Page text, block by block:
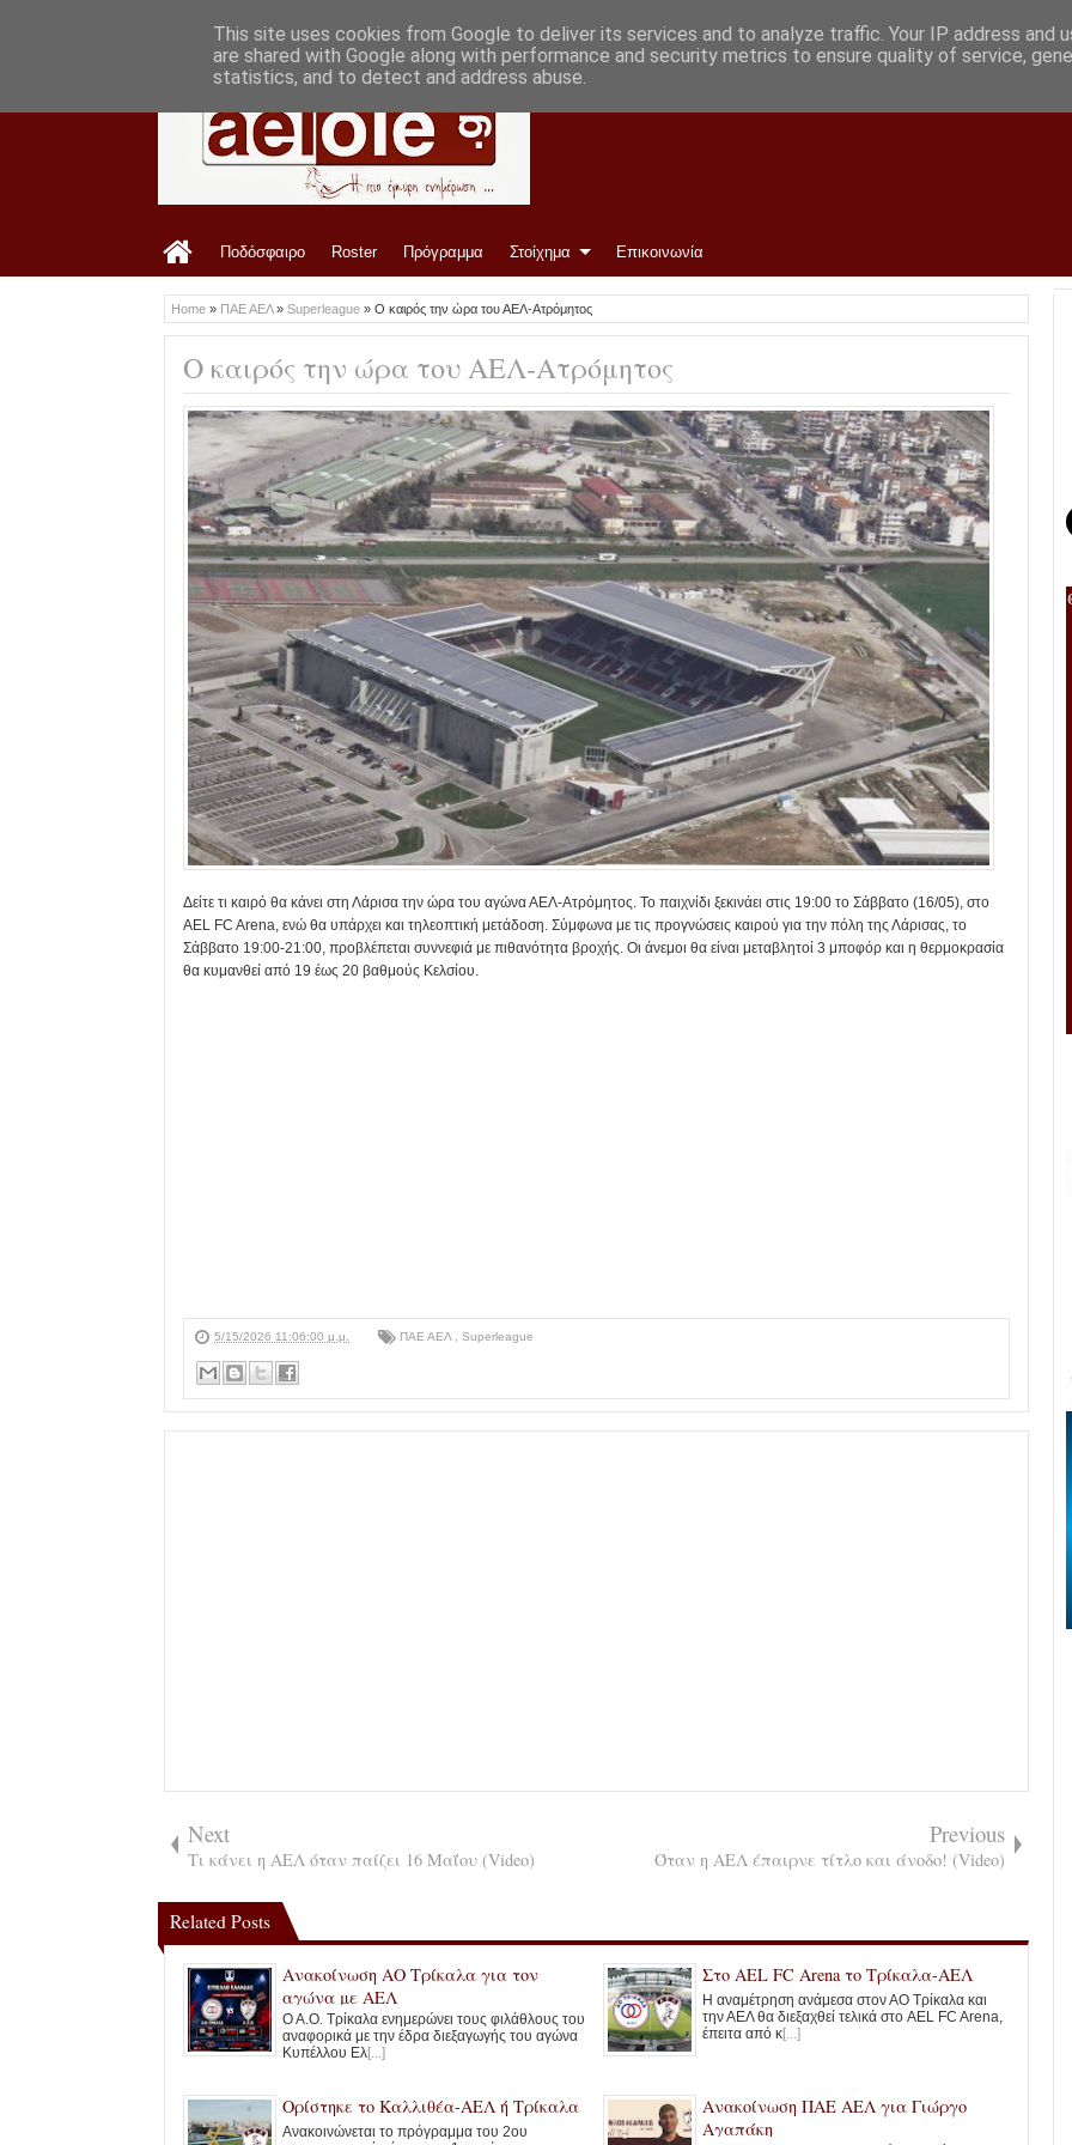
Ποδόσφαιρο Roster Πρόγραμμα Στοίχημα Επικοινωνία
Home » ΠΑΕ ΑΕΛ» Superleague » Ο καιρός την ώρα του ΑΕΛ-Ατρόμητος
Ο καιρός την ώρα του ΑΕΛ-Ατρόμητος
Δείτε τι καιρό θα κάνει στη Λάρισα την ώρα του αγώνα ΑΕΛ-Ατρόμητος. To παιχνίδι ξεκινάει στις 19:00 το Σάββατο (16/05), στο
AEL FC Arena, ενώ θα υπάρχει και τηλεοπτική μετάδοση. Σύμφωνα με τις προγνώσεις καιρού για την πόλη της Λάρισας, το
Σάββατο 19:00-21:00, προβλέπεται συννεφιά με πιθανότητα βροχής. Οι άνεμοι θα είναι μεταβλητοί 3 μποφόρ και η θερμοκρασία
θα κυμανθεί από 19 έως 20 βαθμούς Κελσίου.
5/15/2026 11:06:00 μ.μ. ΠΑΕ ΑΕΛ Superleague
Next
Τι κάνει η ΑΕΛ όταν παίζει 16 Μαΐου (Video)
Previous
Όταν η ΑΕΛ έπαιρνε τίτλο και άνοδο! (Video)
Related Posts
Ανακοίνωση ΑΟ Τρίκαλα για τον
αγώνα με ΑΕΛ
Ο Α.Ο. Τρίκαλα ενημερώνει τους φιλάθλους του
αναφορικά με την έδρα διεξαγωγής του αγώνα
Κυπέλλου Ελ[...]
Στο ΑΕL FC Arena το Τρίκαλα-ΑΕΛ
Η αναμέτρηση ανάμεσα στον ΑΟ Τρίκαλα και
την ΑΕΛ θα διεξαχθεί τελικά στο AEL FC Arena,
έπειτα από κ[...]
Ορίστηκε το Καλλιθέα-ΑΕΛ ή Τρίκαλα
Ανακοινώνεται το πρόγραμμα του 2ου
Ανακοίνωση ΠΑΕ ΑΕΛ για Γιώργο
Αγαπάκη
This site uses cookies from Google to deliver its services and to analyze traffic. Your IP address and
are shared with Google along with performance and security metrics to ensure quality of service,
statistics, and to detect and address abuse.